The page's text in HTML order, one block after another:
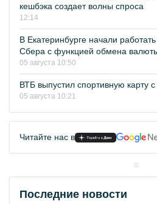
кешбэка создает волны спроса
12:14
В Екатеринбурге начали
Сбера с функцией обмена
05 августа 10:50
ВТБ выпустил спортивную карту
05 августа 10:21
Читайте нас в
Последние новости